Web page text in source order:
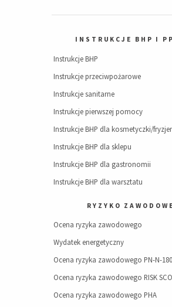
INSTRUKCJE BHP I
Instrukcje BHP
Instrukcje przeciwpożarowe
Instrukcje sanitarne
Instrukcje pierwszej pomocy
Instrukcje BHP dla kosmetyczki/
Instrukcje BHP dla sklepu
Instrukcje BHP dla gastronomii
Instrukcje BHP dla warsztatu
RYZYKO ZAWODOWE
Ocena ryzyka zawodowego
Wydatek energetyczny
Ocena ryzyka zawodowego PN-N-
Ocena ryzyka zawodowego RISK
Ocena ryzyka zawodowego PHA